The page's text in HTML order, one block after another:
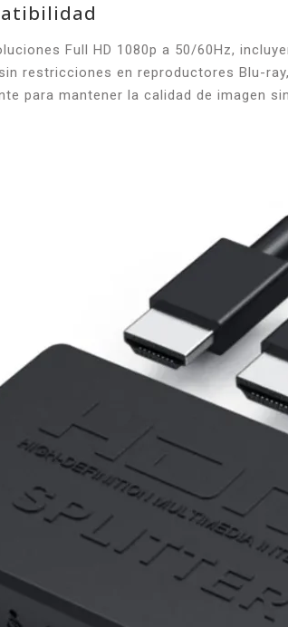
Full HD 1080p a 50/60Hz,
restricciones en reproductores Blu-
para mantener la calidad de imagen